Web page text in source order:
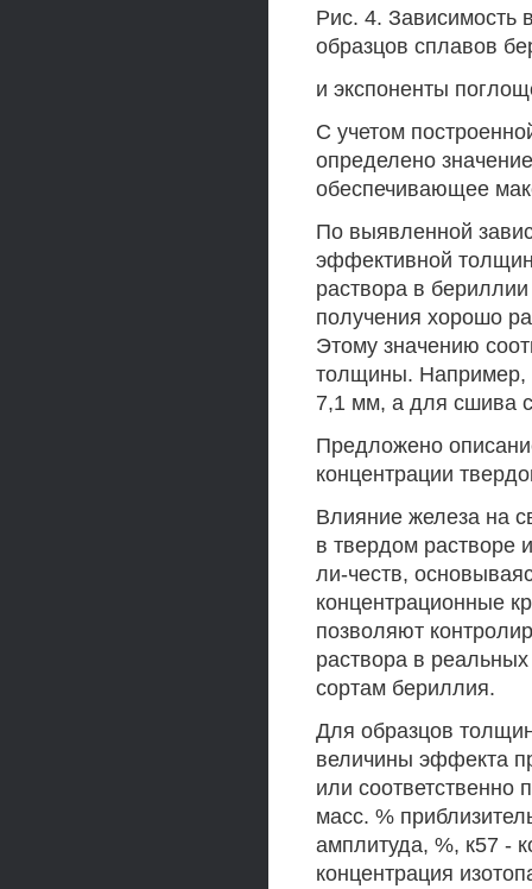
Рис. 4.
образцов сплавов
и экспоненты
С учетом
определено
обеспечивающее
По выявленной
эффективной
раствора в
получения хорошо
Этому значению
толщины. Например,
7,1 мм, а для сшива
Предложено
концентрации
Влияние железа на
в твердом растворе
ли-честв,
концентрационные
позволяют
раствора в
сортам бериллия.
Для образцов
величины эффекта
или соответственно
масс. %
амплитуда, %, к57 -
концентрация